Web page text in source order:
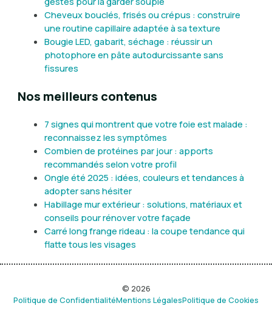
Cheveux bouclés, frisés ou crépus : construire
une routine capillaire adaptée à sa texture
Bougie LED, gabarit, séchage : réussir un
photophore en pâte autodurcissante sans
fissures
Nos meilleurs contenus
7 signes qui montrent que votre foie est malade :
reconnaissez les symptômes
Combien de protéines par jour : apports
recommandés selon votre profil
Ongle été 2025 : idées, couleurs et tendances à
adopter sans hésiter
Habillage mur extérieur : solutions, matériaux et
conseils pour rénover votre façade
Carré long frange rideau : la coupe tendance qui
flatte tous les visages
© 2026
Politique de ConfidentialitéMentions LégalesPolitique de Cookies